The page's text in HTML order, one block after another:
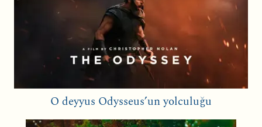
O deyyus Odysseus’un yolculuğu